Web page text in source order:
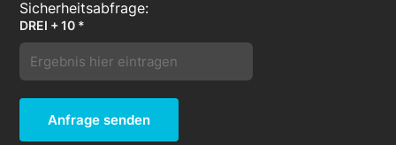
DREI + 10 *
Anfrage senden